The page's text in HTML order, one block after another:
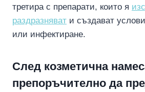
третира с препарати, които я
раздразняват и създават
или инфектиране.
След козметична
препоръчително да